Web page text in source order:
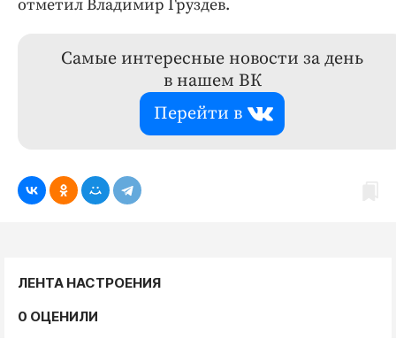
отметил Владимир Груздев.
Самые интересные новости за день
в нашем ВК
Перейти в
ЛЕНТА НАСТРОЕНИЯ
0 ОЦЕНИЛИ